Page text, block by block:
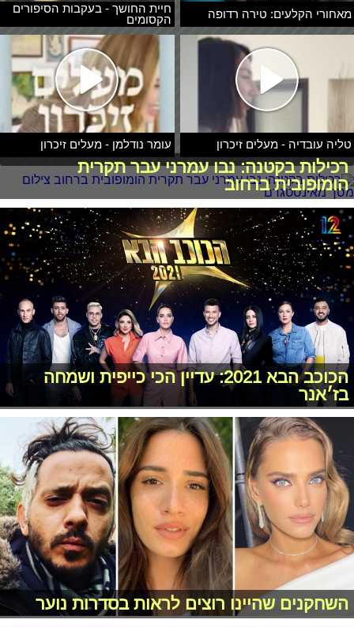
מאחורי הקלעים: טירה רדופה
חיית החושך - בעקבות הסיפורים
הקסומים
טליה עובדיה - מעלים זיכרון עומר נודלמן - מעלים זיכרון
רכילות בקטנה: נבו עמרני עבר תקרית
הומופובית ברחוב
הכוכב הבא 2021: עדיין הכי כייפית ושמחה
בז׳אנר
השחקנים שהיינו רוצים לראות בסדרות נוער